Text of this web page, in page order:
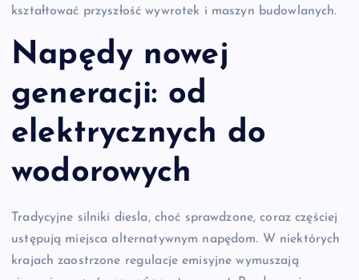
kształtować przyszłość wywrotek i maszyn budowlanych.
Napędy nowej
generacji: od
elektrycznych do
wodorowych
Tradycyjne silniki diesla, choć sprawdzone, coraz częściej
ustępują miejsca alternatywnym napędom. W niektórych
krajach zaostrzone regulacje emisyjne wymuszają